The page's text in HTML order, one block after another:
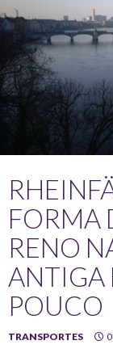
FORMA
RENO
ANTIGA
POUCO
TRANSPORTES